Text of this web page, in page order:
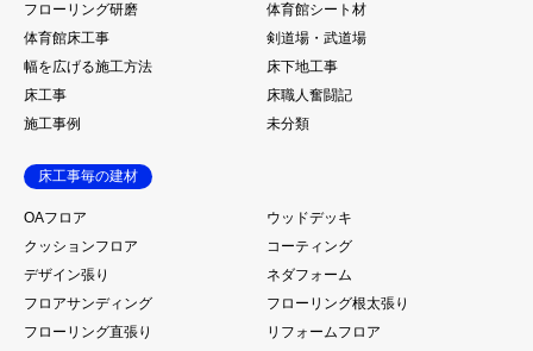
フローリング研磨
体育館シート材
体育館床工事
剣道場・武道場
幅を広げる施工方法
床下地工事
床工事
床職人奮闘記
施工事例
未分類
床工事毎の建材
OAフロア
ウッドデッキ
クッションフロア
コーティング
デザイン張り
ネダフォーム
フロアサンディング
フローリング根太張り
フローリング直張り
リフォームフロア